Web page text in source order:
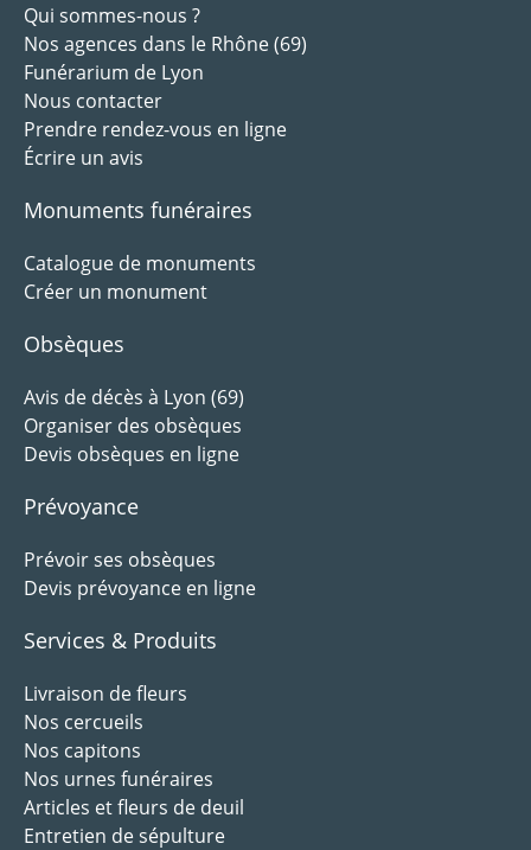
Qui sommes-nous ?
Nos agences dans le Rhône (69)
Funérarium de Lyon
Nous contacter
Prendre rendez-vous en ligne
Écrire un avis
Monuments funéraires
Catalogue de monuments
Créer un monument
Obsèques
Avis de décès à Lyon (69)
Organiser des obsèques
Devis obsèques en ligne
Prévoyance
Prévoir ses obsèques
Devis prévoyance en ligne
Services & Produits
Livraison de fleurs
Nos cercueils
Nos capitons
Nos urnes funéraires
Articles et fleurs de deuil
Entretien de sépulture